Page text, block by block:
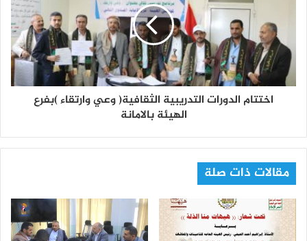
اختتام الدورات التدريبية الثقافية( وعي وارتقاء )بفرع
الهيئة بالامانة
مقالات ذات صلة